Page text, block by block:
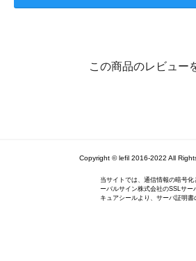
この商品のレビュー
Copyright © lefil 2016-2022 All
当サイトでは、通信情報の暗号
ーバルサイン株式会社のSSLサ
キュアシールより、サーバ証明書